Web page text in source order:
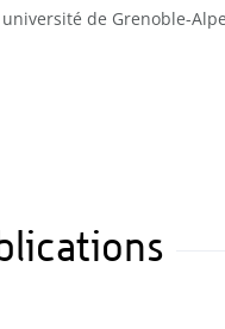
université de Grenoble-